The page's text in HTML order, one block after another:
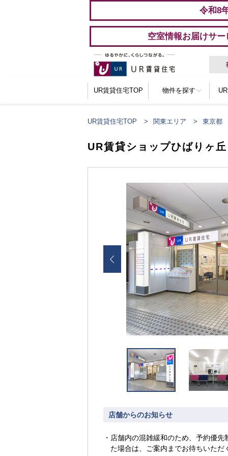
令和8
空室情報お届けサ
UR賃貸住宅TOP 物件を探す
UR賃貸住宅TOP 関東エリア 東京都
UR賃貸ショップひばりヶ丘
店舗からのお知らせ
店舗内の混雑緩和のため、予約優
た場合は、ご案内までお待ちいた